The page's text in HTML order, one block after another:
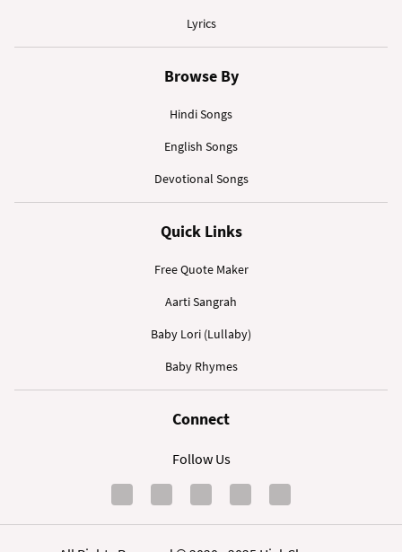
Lyrics
Browse By
Hindi Songs
English Songs
Devotional Songs
Quick Links
Free Quote Maker
Aarti Sangrah
Baby Lori (Lullaby)
Baby Rhymes
Connect
Follow Us